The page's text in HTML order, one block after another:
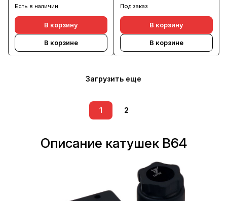
Есть в наличии
В корзину
В корзине
Под заказ
В корзину
В корзине
Загрузить еще
1 2
Описание катушек В64